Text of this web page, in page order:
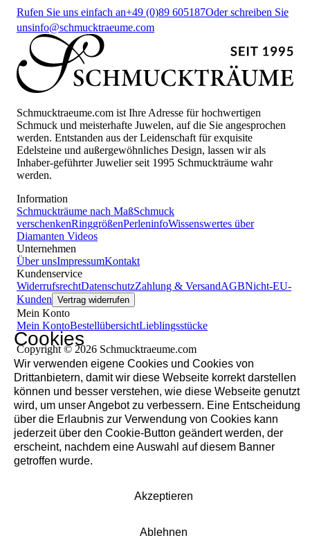
Rufen Sie uns einfach an+49 (0)89 605187Oder schreiben Sie
unsinfo@schmucktraeume.com
Schmucktraeume.com ist Ihre Adresse für hochwertigen
Schmuck und meisterhafte Juwelen, auf die Sie angesprochen
werden. Entstanden aus der Leidenschaft für exquisite
Edelsteine und außergewöhnliches Design, lassen wir als
Inhaber-geführter Juwelier seit 1995 Schmuckträume wahr
werden.
Information
Schmuckträume nach MaßSchmuck
verschenkenRinggrößenPerleninfoWissenswertes über
Diamanten Videos
Unternehmen
Über unsImpressumKontakt
Kundenservice
WiderrufsrechtDatenschutzZahlung & VersandAGBNicht-EU-
Kunden Vertrag widerrufen
Mein Konto
Mein KontoBestellübersichtLieblingsstücke
Copyright © 2026 Schmucktraeume.com
Cookies
Wir verwenden eigene Cookies und Cookies von
Drittanbietern, damit wir diese Webseite korrekt darstellen
können und besser verstehen, wie diese Webseite genutzt
wird, um unser Angebot zu verbessern. Eine Entscheidung
über die Erlaubnis zur Verwendung von Cookies kann
jederzeit über den Cookie-Button geändert werden, der
erscheint, nachdem eine Auswahl auf diesem Banner
getroffen wurde.
Akzeptieren
Ablehnen